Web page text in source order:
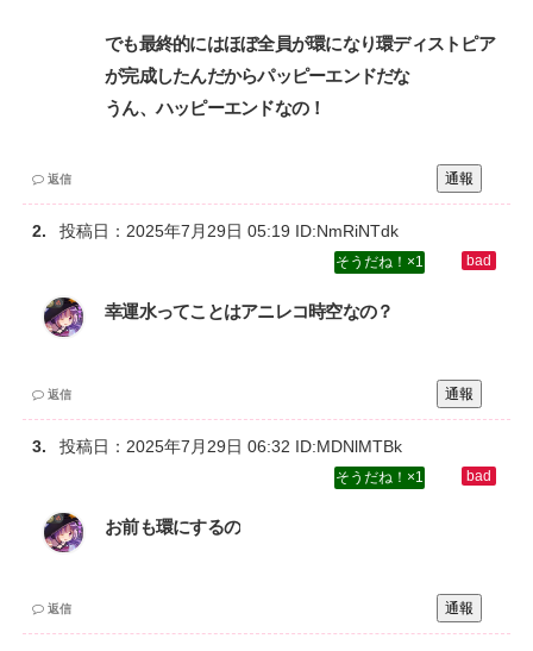
でも最終的にはほぼ全員が環になり環ディストピア
が完成したんだからパッピーエンドだな‌
うん、ハッピーエンドなの！
通報
返信
投稿日： 2025年7月29日 05:19 ID:NmRiNTdk
1
幸運水ってことはアニレコ時空なの？
通報
返信
投稿日： 2025年7月29日 06:32 ID:MDNlMTBk
1
お前も環にするの
通報
返信